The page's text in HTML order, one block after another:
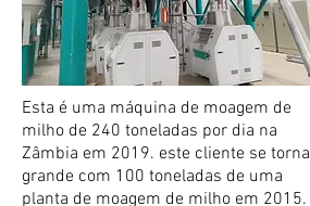
Esta é uma máquina de moagem de
milho de 240 toneladas por dia na
Zâmbia em 2019. este cliente se torna
grande com 100 toneladas de uma
planta de moagem de milho em 2015.